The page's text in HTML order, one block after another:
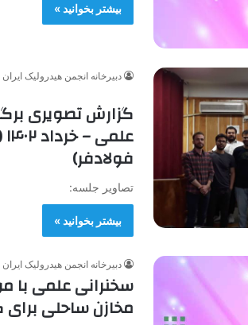
بیشتر بخوانید »
دبیرخانه انجمن هیدرولیک ایران
گزارش تصويری
فولادفر)
تصاوير جلسه:
بیشتر بخوانید »
دبیرخانه انجمن هیدرولیک ایران
سخنرانی علمی با
مخازن ساحلی برای